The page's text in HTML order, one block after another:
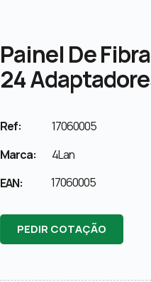
Painel De
24
Ref:
17060005
Marca:
4Lan
EAN:
17060005
PEDIR COTAÇÃO